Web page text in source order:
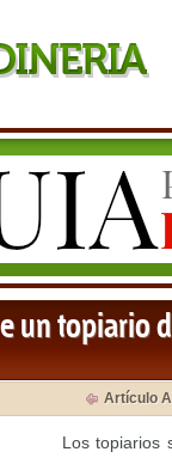
un topiario
Artículo
Los topiarios